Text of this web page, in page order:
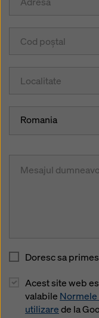
Romania
Doresc sa
Acest site web
valabile
utilizarede la